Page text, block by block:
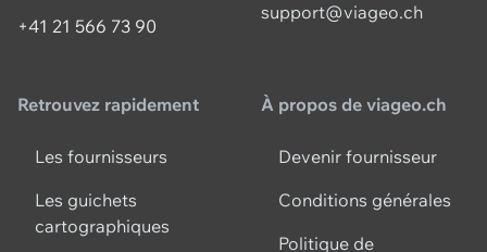
+41 21 566 73 90
support@viageo.ch
Retrouvez rapidement
Les fournisseurs
Les guichets
cartographiques
À propos de viageo.ch
Devenir fournisseur
Conditions générales
Politique de